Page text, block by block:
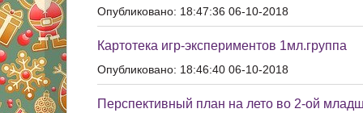
Опубликовано: 18:47:36 06-10-2018
Картотека игр-экспериментов 1мл.группа
Опубликовано: 18:46:40 06-10-2018
Перспективный план на лето во 2-ой